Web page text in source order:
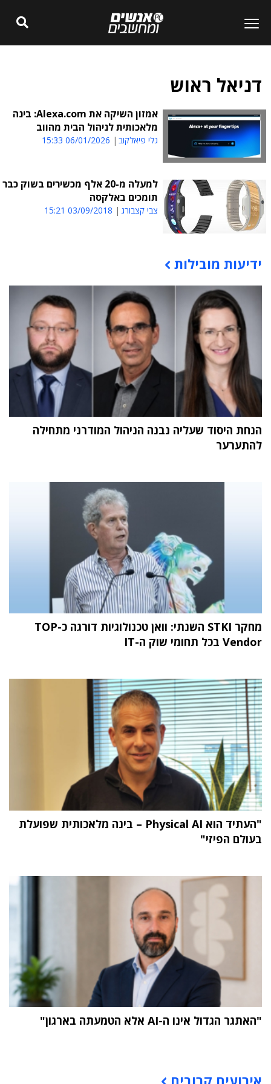
דניאל ראוש
אמזון השיקה את Alexa.com: בינה
מלאכותית לניהול הבית מהווב
גלי פיאלקוב 06/01/2026 15:33
למעלה מ-20 אלף מכשירים בשוק כבר
תומכים באלקסה
צבי קצבורג 03/09/2018 15:21
תוכן פרסומי
ידיעות מובילות
הנחת היסוד שעליה נבנה הניהול המודרני מתחילה
להתערער
מחקר STKI השנתי: וואן טכנולוגיות דורגה כ-TOP
Vendor בכל תחומי שוק ה-IT
"העתיד הוא Physical AI – בינה מלאכותית שפועלת
בעולם הפיזי"
"האתגר הגדול אינו ה-AI אלא הטמעתה בארגון"
אירועים קרובים